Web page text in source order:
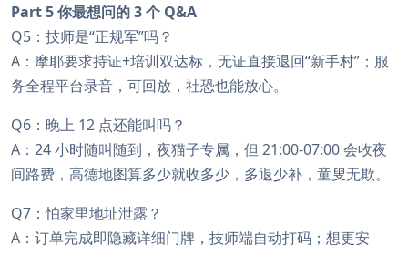
Part 5 你最想问的 3 个 Q&A
Q5：技师是“正规军”吗？
A：摩耶要求持证+培训双达标，无证直接退回“新手村”；服
务全程平台录音，可回放，社恐也能放心。
Q6：晚上 12 点还能叫吗？
A：24 小时随叫随到，夜猫子专属，但 21:00-07:00 会收夜
间路费，高德地图算多少就收多少，多退少补，童叟无欺。
Q7：怕家里地址泄露？
A：订单完成即隐藏详细门牌，技师端自动打码；想更安